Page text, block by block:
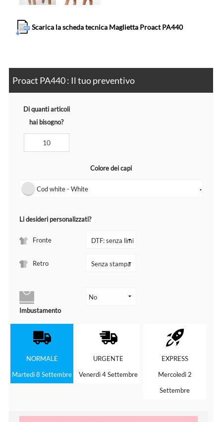
Scarica la scheda tecnica Maglietta Proact PA440
Proact PA440 : Il tuo preventivo
Di quanti articoli
hai bisogno?
Colore dei capi
Cod white - White ▼
Li desideri personalizzati?
Fronte
Retro
Imbustamento
NORMALE
Martedì 8 Settembre
URGENTE
Venerdì 4 Settembre
EXPRESS
Mercoledì 2
Settembre